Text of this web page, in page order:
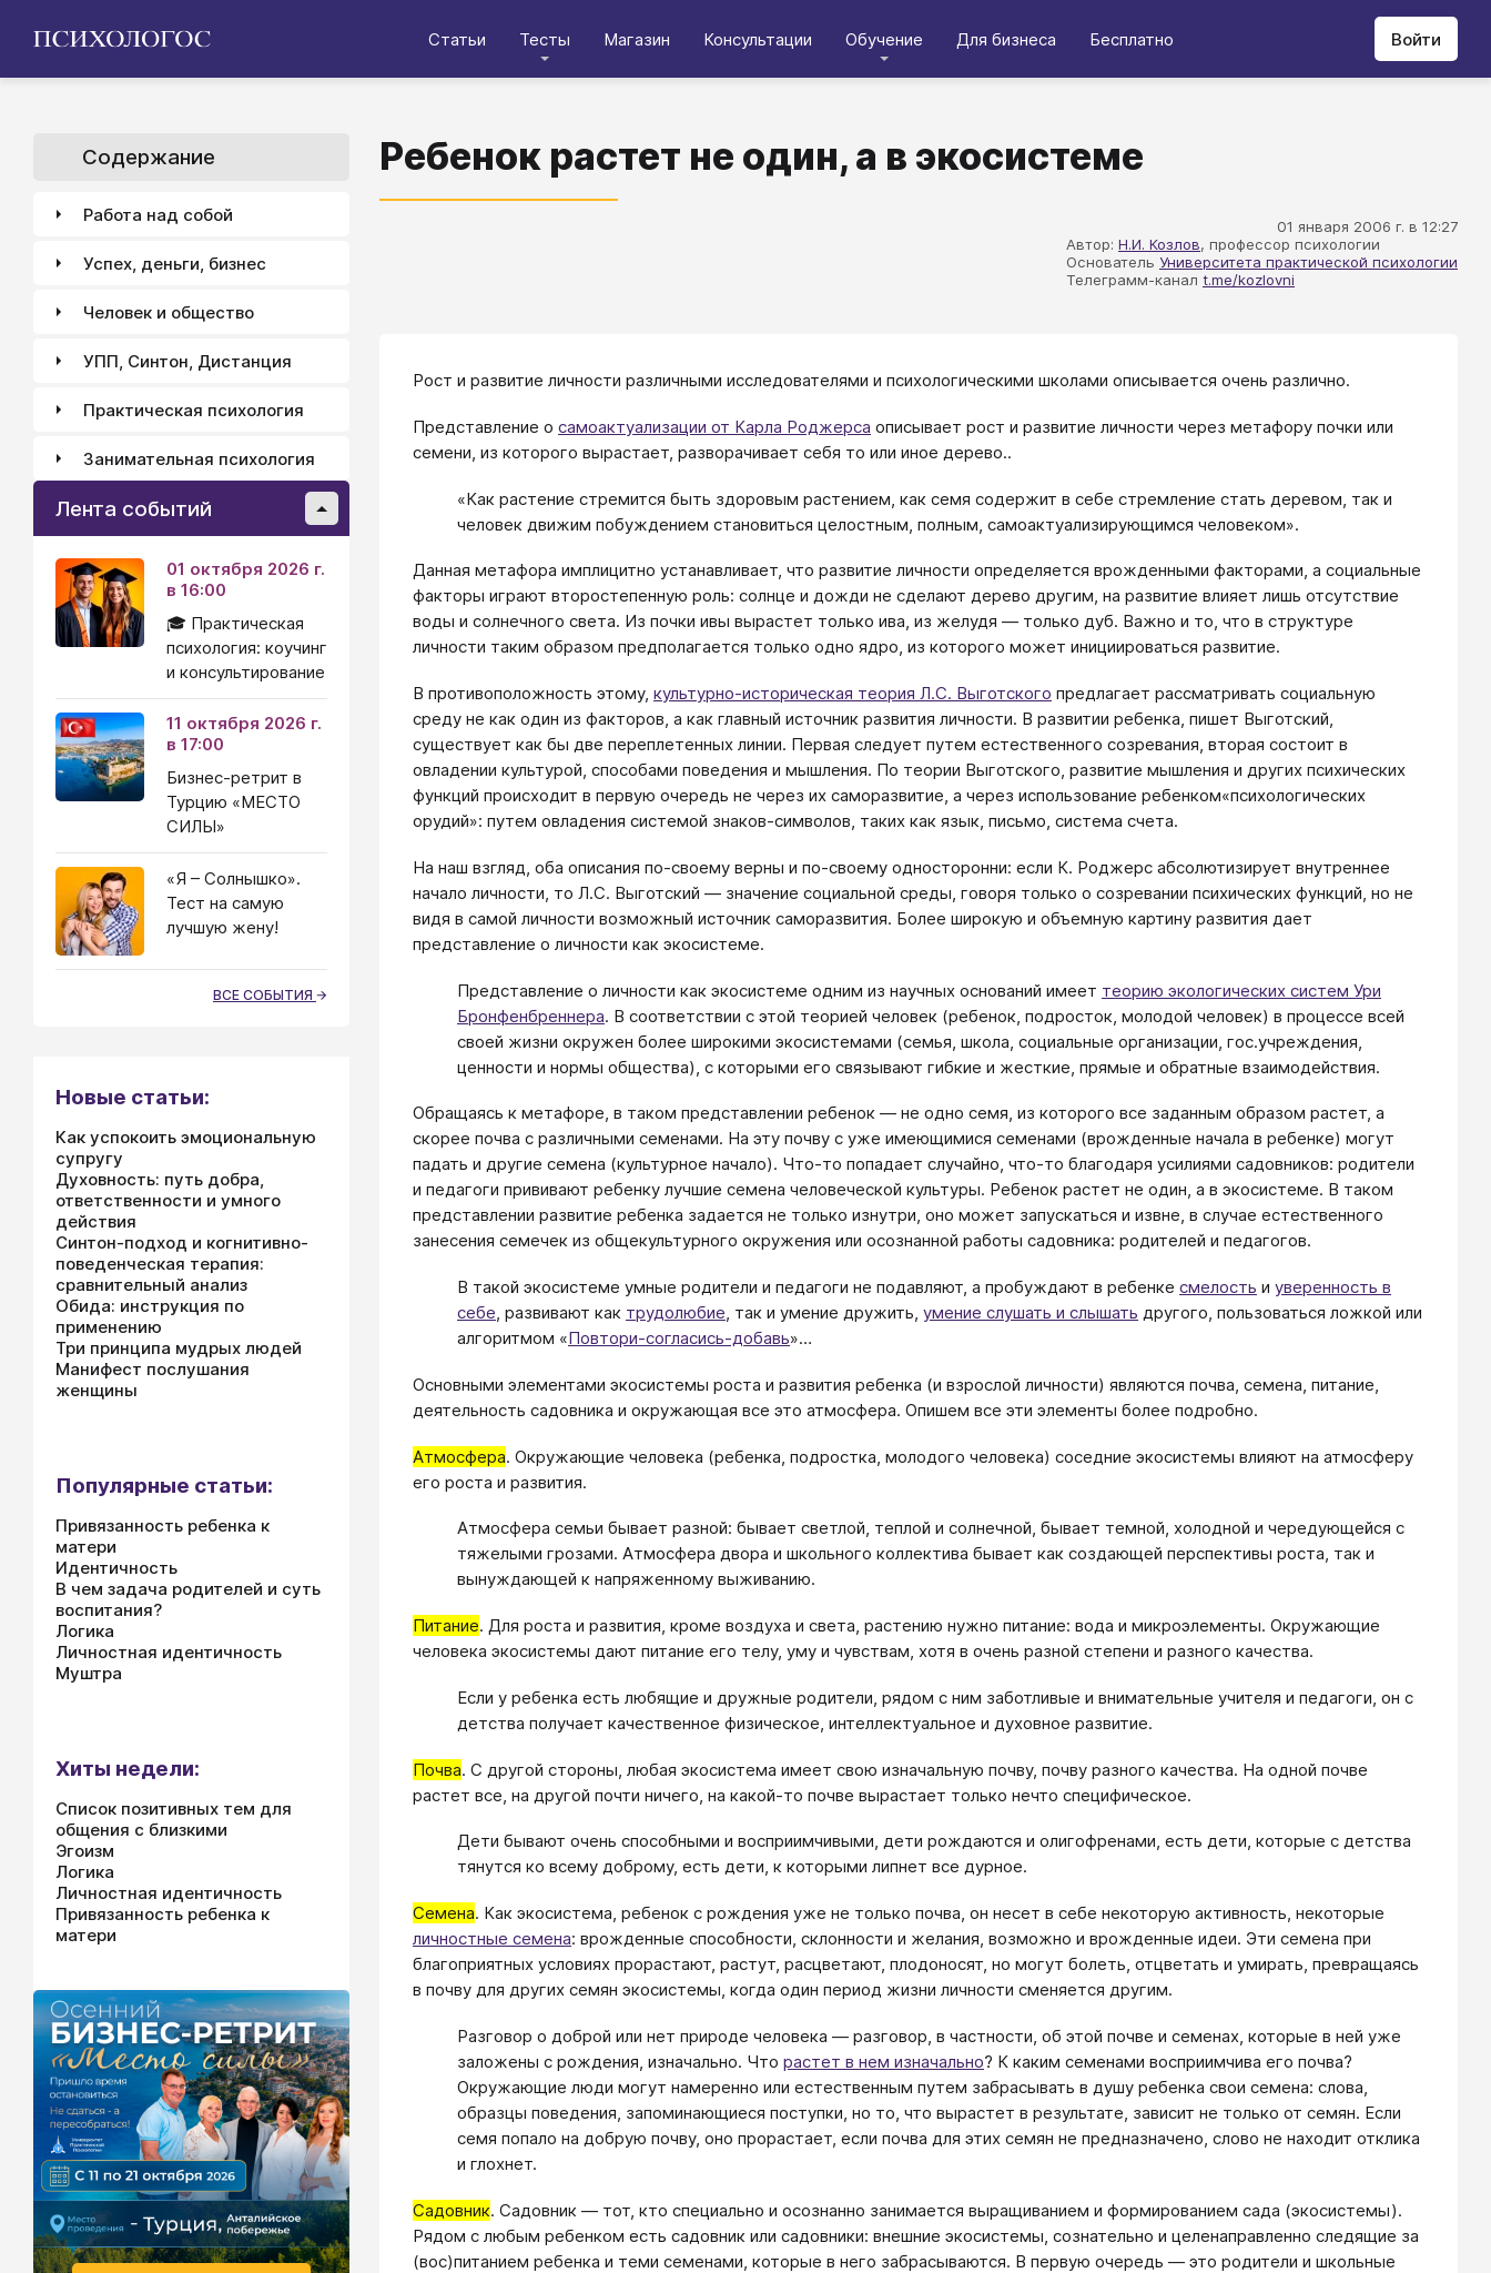
Статьи Тесты Магазин Консультации Обучение Для бизнеса Бесплатно Войти
Ребенок растет не один, а в экосистеме
01 января 2006 г. в 12:27
Автор: Н.И. Козлов, профессор психологии
Основатель Университета практической психологии
Телеграмм-канал t.me/kozlovni
Рост и развитие личности различными исследователями и психологическими школами описывается очень различно.
Представление о самоактуализации от Карла Роджерса описывает рост и развитие личности через метафору почки или
семени, из которого вырастает, разворачивает себя то или иное дерево..
«Как растение стремится быть здоровым растением, как семя содержит в себе стремление стать деревом, так и
человек движим побуждением становиться целостным, полным, самоактуализирующимся человеком».
Данная метафора имплицитно устанавливает, что развитие личности определяется врожденными факторами, а социальные
факторы играют второстепенную роль: солнце и дожди не сделают дерево другим, на развитие влияет лишь отсутствие
воды и солнечного света. Из почки ивы вырастет только ива, из желудя — только дуб. Важно и то, что в структуре
личности таким образом предполагается только одно ядро, из которого может инициироваться развитие.
В противоположность этому, культурно-историческая теория Л.С. Выготского предлагает рассматривать социальную
среду не как один из факторов, а как главный источник развития личности. В развитии ребенка, пишет Выготский,
существует как бы две переплетенных линии. Первая следует путем естественного созревания, вторая состоит в
овладении культурой, способами поведения и мышления. По теории Выготского, развитие мышления и других психических
функций происходит в первую очередь не через их саморазвитие, а через использование ребенком«психологических
орудий»: путем овладения системой знаков-символов, таких как язык, письмо, система счета.
На наш взгляд, оба описания по-своему верны и по-своему односторонни: если К. Роджерс абсолютизирует внутреннее
начало личности, то Л.С. Выготский — значение социальной среды, говоря только о созревании психических функций, но не
видя в самой личности возможный источник саморазвития. Более широкую и объемную картину развития дает
представление о личности как экосистеме.
Представление о личности как экосистеме одним из научных оснований имеет теорию экологических систем Ури
Бронфенбреннера. В соответствии с этой теорией человек (ребенок, подросток, молодой человек) в процессе всей
своей жизни окружен более широкими экосистемами (семья, школа, социальные организации, гос.учреждения,
ценности и нормы общества), с которыми его связывают гибкие и жесткие, прямые и обратные взаимодействия.
Обращаясь к метафоре, в таком представлении ребенок — не одно семя, из которого все заданным образом растет, а
скорее почва с различными семенами. На эту почву с уже имеющимися семенами (врожденные начала в ребенке) могут
падать и другие семена (культурное начало). Что-то попадает случайно, что-то благодаря усилиями садовников: родители
и педагоги прививают ребенку лучшие семена человеческой культуры. Ребенок растет не один, а в экосистеме. В таком
представлении развитие ребенка задается не только изнутри, оно может запускаться и извне, в случае естественного
занесения семечек из общекультурного окружения или осознанной работы садовника: родителей и педагогов.
В такой экосистеме умные родители и педагоги не подавляют, а пробуждают в ребенке смелость и уверенность в
себе, развивают как трудолюбие, так и умение дружить, умение слушать и слышать другого, пользоваться ложкой или
алгоритмом «Повтори-согласись-добавь»…
Основными элементами экосистемы роста и развития ребенка (и взрослой личности) являются почва, семена, питание,
деятельность садовника и окружающая все это атмосфера. Опишем все эти элементы более подробно.
Атмосфера. Окружающие человека (ребенка, подростка, молодого человека) соседние экосистемы влияют на атмосферу
его роста и развития.
Атмосфера семьи бывает разной: бывает светлой, теплой и солнечной, бывает темной, холодной и чередующейся с
тяжелыми грозами. Атмосфера двора и школьного коллектива бывает как создающей перспективы роста, так и
вынуждающей к напряженному выживанию.
Питание. Для роста и развития, кроме воздуха и света, растению нужно питание: вода и микроэлементы. Окружающие
человека экосистемы дают питание его телу, уму и чувствам, хотя в очень разной степени и разного качества.
Если у ребенка есть любящие и дружные родители, рядом с ним заботливые и внимательные учителя и педагоги, он с
детства получает качественное физическое, интеллектуальное и духовное развитие.
Почва. С другой стороны, любая экосистема имеет свою изначальную почву, почву разного качества. На одной почве
растет все, на другой почти ничего, на какой-то почве вырастает только нечто специфическое.
Дети бывают очень способными и восприимчивыми, дети рождаются и олигофренами, есть дети, которые с детства
тянутся ко всему доброму, есть дети, к которыми липнет все дурное.
Семена. Как экосистема, ребенок с рождения уже не только почва, он несет в себе некоторую активность, некоторые
личностные семена: врожденные способности, склонности и желания, возможно и врожденные идеи. Эти семена при
благоприятных условиях прорастают, растут, расцветают, плодоносят, но могут болеть, отцветать и умирать, превращаясь
в почву для других семян экосистемы, когда один период жизни личности сменяется другим.
Разговор о доброй или нет природе человека — разговор, в частности, об этой почве и семенах, которые в ней уже
заложены с рождения, изначально. Что растет в нем изначально? К каким семенами восприимчива его почва?
Окружающие люди могут намеренно или естественным путем забрасывать в душу ребенка свои семена: слова,
образцы поведения, запоминающиеся поступки, но то, что вырастет в результате, зависит не только от семян. Если
семя попало на добрую почву, оно прорастает, если почва для этих семян не предназначено, слово не находит отклика
и глохнет.
Садовник. Садовник — тот, кто специально и осознанно занимается выращиванием и формированием сада (экосистемы).
Рядом с любым ребенком есть садовник или садовники: внешние экосистемы, сознательно и целенаправленно следящие за
(вос)питанием ребенка и теми семенами, которые в него забрасываются. В первую очередь — это родители и школьные
Содержание
Работа над собой
Успех, деньги, бизнес
Человек и общество
УПП, Синтон, Дистанция
Практическая психология
Занимательная психология
Лента событий
01 октября 2026 г.
в 16:00
🎓 Практическая
психология: коучинг
и консультирование
11 октября 2026 г.
в 17:00
Бизнес-ретрит в
Турцию «МЕСТО
СИЛЫ»
«Я – Солнышко».
Тест на самую
лучшую жену!
ВСЕ СОБЫТИЯ
Новые статьи:
Как успокоить эмоциональную
супругу
Духовность: путь добра,
ответственности и умного
действия
Синтон-подход и когнитивно-
поведенческая терапия:
сравнительный анализ
Обида: инструкция по
применению
Три принципа мудрых людей
Манифест послушания
женщины
Популярные статьи:
Привязанность ребенка к
матери
Идентичность
В чем задача родителей и суть
воспитания?
Логика
Личностная идентичность
Муштра
Хиты недели:
Список позитивных тем для
общения с близкими
Эгоизм
Логика
Личностная идентичность
Привязанность ребенка к
матери